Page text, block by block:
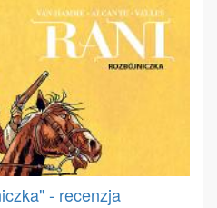
- recenzja